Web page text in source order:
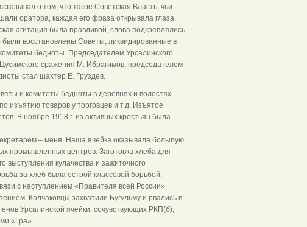
о том, что такое Советская Власть, чьи
оратора, каждая его фраза открывала глаза,
агитация была правдивой, слова подкреплялись
восстановлены Советы, ликвидированные в
бедноты. Председателем Урсалинского
сражения М. Ибрагимов, председателем
стал шахтер Е. Груздев.
и комитеты бедноты в деревнях и волостях
изъятию товаров у торговцев и т.д. Изъятое
В ноябре 1918 г. из активных крестьян была
– меня. Наша ячейка оказывала болыпую
промышленных центров. Заготовка хлеба для
выступления кулачества и зажиточного
за хлеб была острой классовой борьбой,
с наступлением «Правителя всей России»
Колчаковцы захватили Бугульму и рвались в
Урсалинской ячейки, сочувствующих РКП(б),
«Гра».